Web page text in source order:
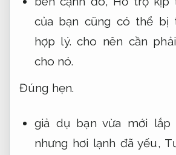
của bạn cũng có thể bị
hợp lý. cho nên cần
cho nó.
Đúng hẹn.
giả dụ bạn vừa mới
nhưng hơi lạnh đã yếu,